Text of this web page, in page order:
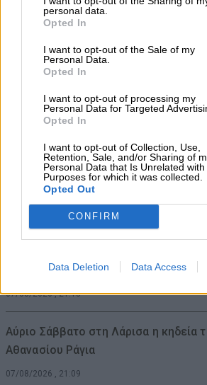
personal data.
Opted In
I want to opt-out of the Sale of my
Personal Data.
Opted In
I want to opt-out of processing my
Personal Data for Targeted
Opted In
I want to opt-out of Collection, Use,
Retention, Sale, and/or Sharing of
Personal Data that Is Unrelated
Purposes for which it was collected.
Opted Out
CONFIRM
Data Deletion Data Access
τους όρους, τον τρόπο
δημοπράτησης των
δεξαμενών
Γ. Καριπίδης: Να ενισχυθούν άμεσα οι
υποστελεχωμένες Πυροσβεστικές
Υπηρεσίες της Π.Ε. Λάρισας
07/08/2026 , 21:17
προσωπικού στα Κ.Υ. Αγιάς και
07/08/2026 , 21:13
Αύριο Σάββατο στη Λάρισα η κηδεία
Αθανασίου Ράγια
07/08/2026 , 21:09